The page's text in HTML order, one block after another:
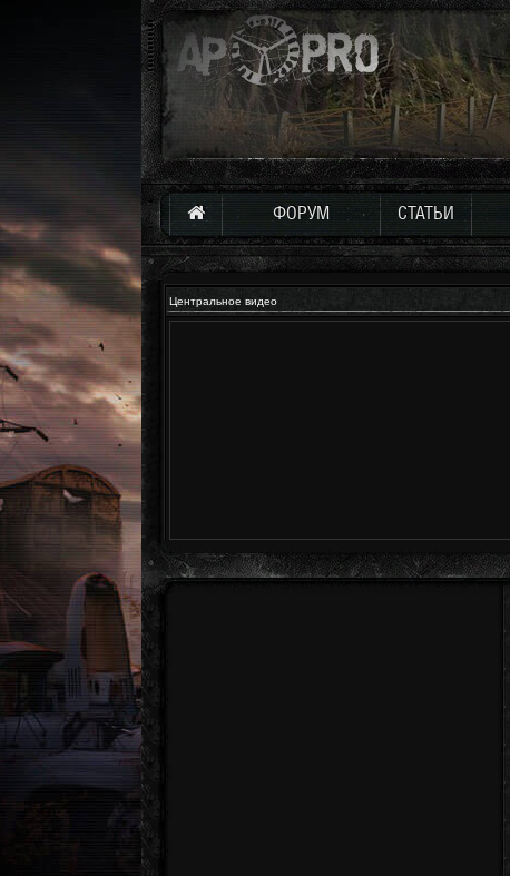
ФОРУМ СТАТЬИ
Центральное видео